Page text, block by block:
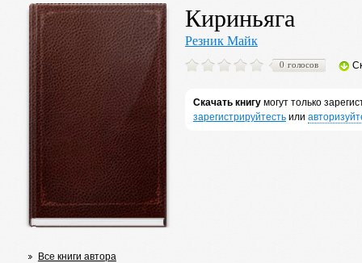
Все книги автора
Кириньяга
Резник Майк
0 голосов
Скачать книгумогут только
зарегистрируйтестьили